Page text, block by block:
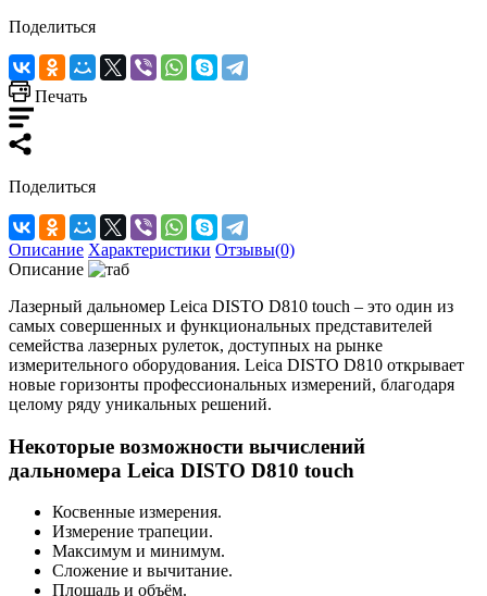
Поделиться
Печать
Поделиться
Описание Характеристики Отзывы(0)
Описание
Лазерный дальномер Leica DISTO D810 touch – это один из
самых совершенных и функциональных представителей
семейства лазерных рулеток, доступных на рынке
измерительного оборудования. Leica DISTO D810 открывает
новые горизонты профессиональных измерений, благодаря
целому ряду уникальных решений.
Некоторые возможности вычислений
дальномера Leica DISTO D810 touch
Косвенные измерения.
Измерение трапеции.
Максимум и минимум.
Сложение и вычитание.
Площадь и объём.